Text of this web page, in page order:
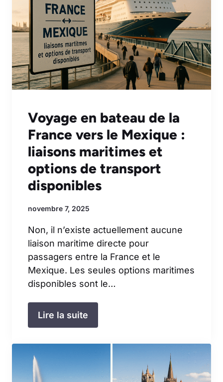
Voyage en bateau de la
France vers le Mexique :
liaisons maritimes et
options de transport
disponibles
novembre 7, 2025
Non, il n’existe actuellement aucune
liaison maritime directe pour
passagers entre la France et le
Mexique. Les seules options maritimes
disponibles sont le…
Lire la suite